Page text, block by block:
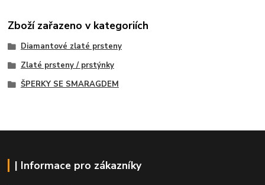
Zboží zařazeno v kategoriích
Diamantové zlaté prsteny
Zlaté prsteny / prstýnky
ŠPERKY SE SMARAGDEM
| Informace pro zákazníky